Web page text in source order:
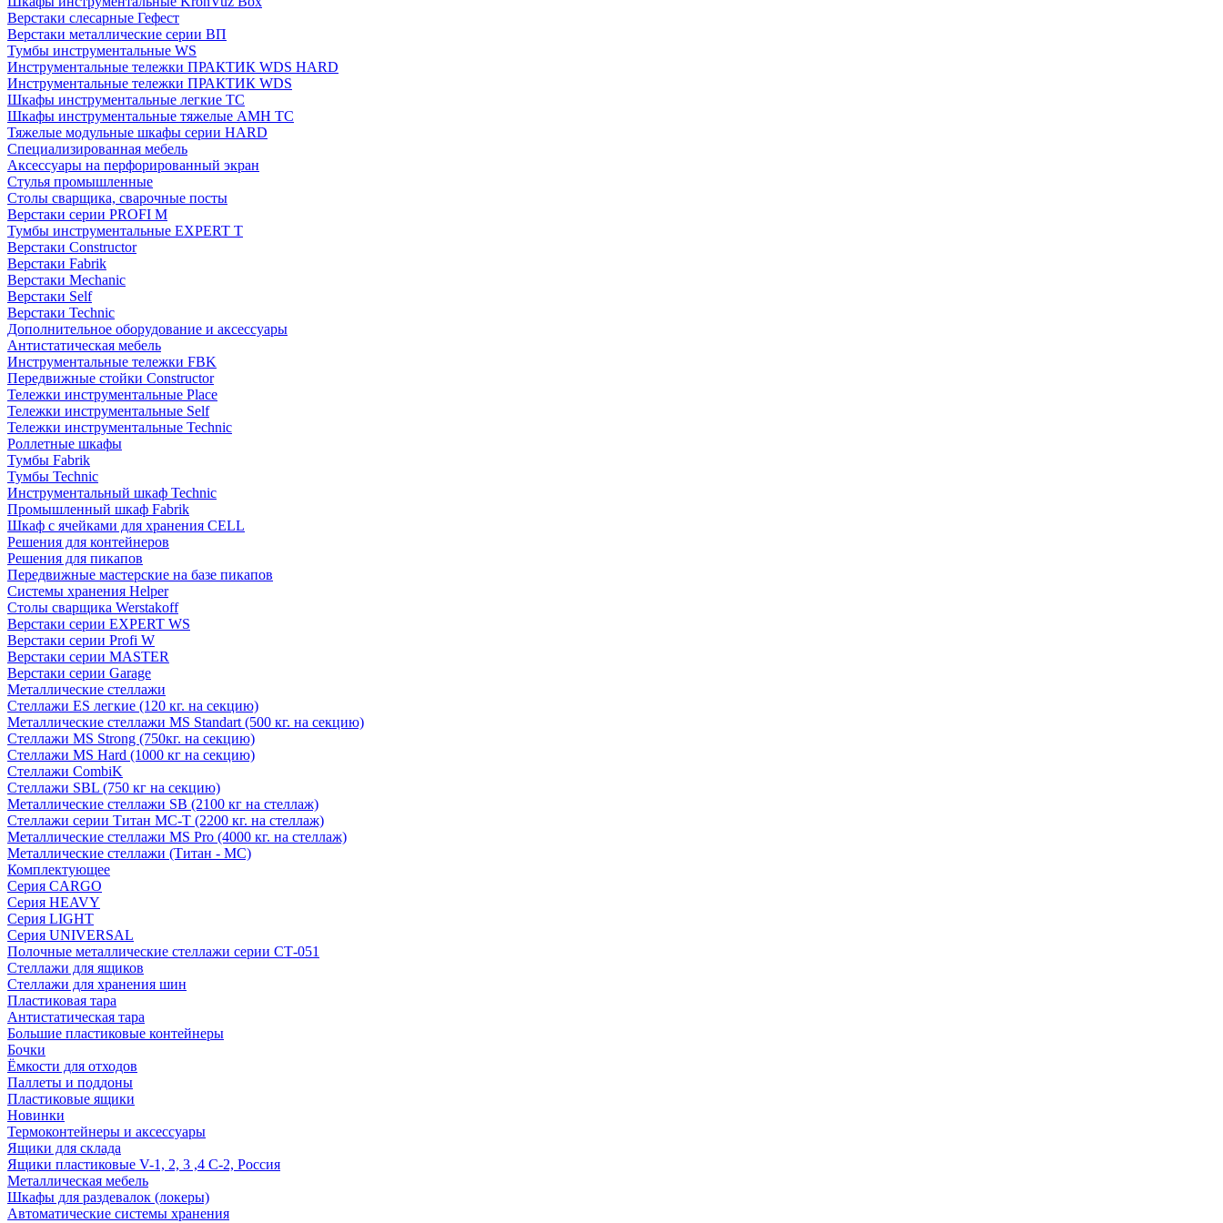
Верстаки слесарные Гефест
Верстаки металлические серии ВП
Тумбы инструментальные WS
Инструментальные тележки ПРАКТИК WDS HARD
Инструментальные тележки ПРАКТИК WDS
Шкафы инструментальные легкие ТС
Шкафы инструментальные тяжелые AMH TC
Тяжелые модульные шкафы серии HARD
Cпециализированная мебель
Аксессуары на перфорированный экран
Стулья промышленные
Столы сварщика, сварочные посты
Верстаки серии PROFI M
Тумбы инструментальные EXPERT T
Верстаки Constructor
Верстаки Fabrik
Верстаки Mechanic
Верстаки Self
Верстаки Technic
Дополнительное оборудование и аксессуары
Антистатическая мебель
Инструментальные тележки FBK
Передвижные стойки Constructor
Тележки инструментальные Place
Тележки инструментальные Self
Тележки инструментальные Technic
Роллетные шкафы
Тумбы Fabrik
Тумбы Technic
Инструментальный шкаф Technic
Промышленный шкаф Fabrik
Шкаф с ячейками для хранения CELL
Решения для контейнеров
Решения для пикапов
Передвижные мастерские на базе пикапов
Системы хранения Helper
Столы сварщика Werstakoff
Верстаки серии EXPERT WS
Верстаки серии Profi W
Верстаки серии MASTER
Верстаки серии Garage
Металлические стеллажи
Стеллажи ES легкие (120 кг. на секцию)
Металлические стеллажи MS Standart (500 кг. на секцию)
Стеллажи MS Strong (750кг. на секцию)
Стеллажи MS Hard (1000 кг на секцию)
Стеллажи CombiK
Стеллажи SBL (750 кг на секцию)
Металлические стеллажи SB (2100 кг на стеллаж)
Стеллажи серии Титан МС-Т (2200 кг. на стеллаж)
Металлические стеллажи MS Pro (4000 кг. на стеллаж)
Металлические стеллажи (Титан - МС)
Комплектующее
Серия CARGO
Серия HEAVY
Серия LIGHT
Серия UNIVERSAL
Полочные металлические стеллажи серии СТ-051
Стеллажи для ящиков
Стеллажи для хранения шин
Пластиковая тара
Антистатическая тара
Большие пластиковые контейнеры
Бочки
Ёмкости для отходов
Паллеты и поддоны
Пластиковые ящики
Новинки
Термоконтейнеры и аксессуары
Ящики для склада
Ящики пластиковые V-1, 2, 3 ,4 С-2, Россия
Металлическая мебель
Шкафы для раздевалок (локеры)
Автоматические системы хранения